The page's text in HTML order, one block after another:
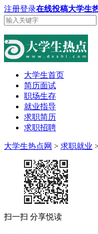
注册登录在线投稿大学生
大学生首页
简历面试
职场生存
就业指导
求职简历
求职招聘
大学生热点网 > 求职就业
扫一扫 分享悦读